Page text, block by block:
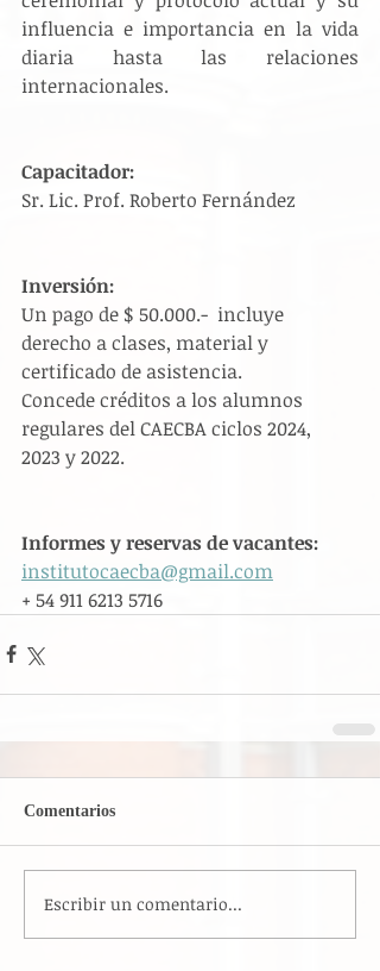
influencia e importancia en la vida
diaria hasta las relaciones
internacionales.
Capacitador:
Sr. Lic. Prof. Roberto Fernández
Inversión:
Un pago de $ 50.000.-  incluye
derecho a clases, material y
certificado de asistencia.
Concede créditos a los alumnos
regulares del CAECBA ciclos 2024,
2023 y 2022.
Informes y reservas de vacantes:
institutocaecba@gmail.com
+ 54 911 6213 5716
Comentarios
Escribir un comentario...